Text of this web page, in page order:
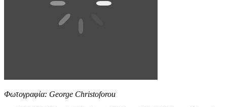
Φωτογραφία: George Christoforou